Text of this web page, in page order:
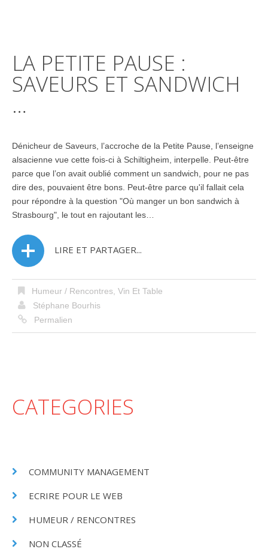
LA PETITE PAUSE :
SAVEURS ET SANDWICH
…
Dénicheur de Saveurs, l’accroche de la Petite Pause, l’enseigne
alsacienne vue cette fois-ci à Schiltigheim, interpelle. Peut-être
parce que l’on avait oublié comment un sandwich, pour ne pas
dire des, pouvaient être bons. Peut-être parce qu'il fallait cela
pour répondre à la question "Où manger un bon sandwich à
Strasbourg", le tout en rajoutant les…
LIRE ET PARTAGER...
Humeur / Rencontres Vin Et Table
Stéphane Bourhis
Permalien
CATEGORIES
COMMUNITY MANAGEMENT
ECRIRE POUR LE WEB
HUMEUR / RENCONTRES
NON CLASSÉ